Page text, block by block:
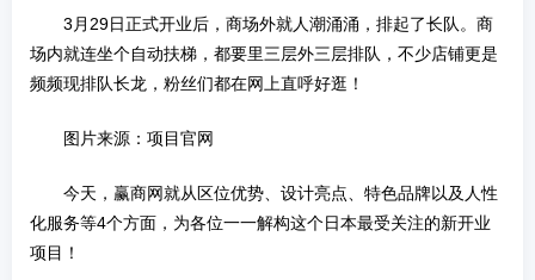
3月29日正式开业后，商场外就人潮涌涌，排起了长队。商
场内就连坐个自动扶梯，都要里三层外三层排队，不少店铺更是
频频现排队长龙，粉丝们都在网上直呼好逛！
图片来源：项目官网
今天，赢商网就从区位优势、设计亮点、特色品牌以及人性
化服务等4个方面，为各位一一解构这个日本最受关注的新开业
项目！